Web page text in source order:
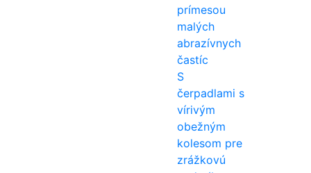
S
čerpadlami s
vírivým
obežným
kolesom pre
zrážkovú